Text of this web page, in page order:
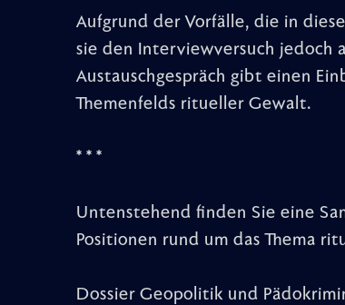
Aufgrund der Vorfälle, die in
sie den Interviewversuch jedoch
Austauschgespräch gibt einen
Themenfelds ritueller Gewalt.
* * *
Untenstehend finden Sie eine
Positionen rund um das Thema
Dossier Geopolitik und